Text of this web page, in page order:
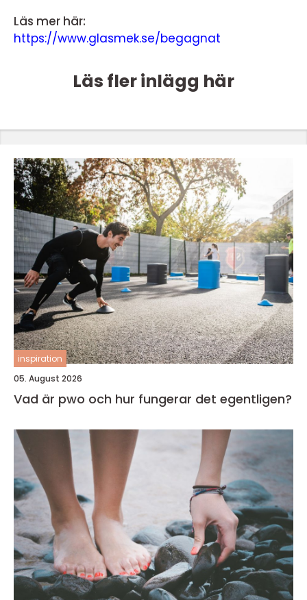
Läs mer här:
https://www.glasmek.se/begagnat
Läs fler inlägg här
inspiration
05. August 2026
Vad är pwo och hur fungerar det egentligen?